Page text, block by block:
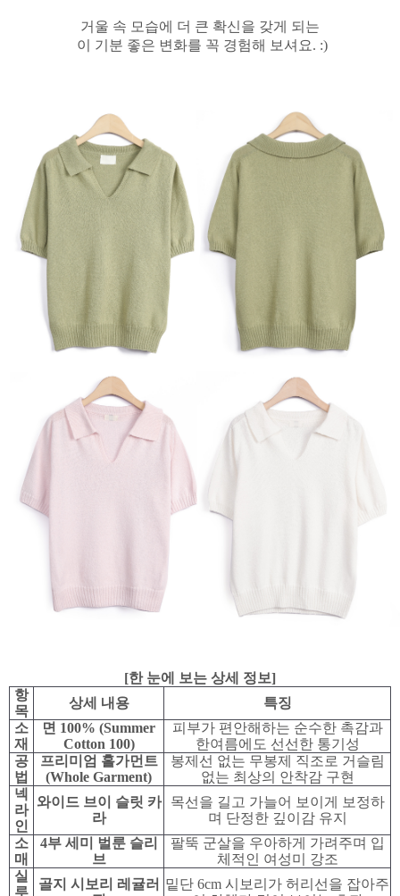
거울 속 모습에 더 큰 확신을 갖게 되는
이 기분 좋은 변화를 꼭 경험해 보셔요. :)
[한 눈에 보는 상세 정보]
항
목
상세 내용
특징
소
재
면 100% (Summer
Cotton 100)
피부가 편안해하는 순수한 촉감과
한여름에도 선선한 통기성
공
법
프리미엄 홀가먼트
(Whole Garment)
봉제선 없는 무봉제 직조로 거슬림
없는 최상의 안착감 구현
넥
라
인
와이드 브이 슬릿 카
라
목선을 길고 가늘어 보이게 보정하
며 단정한 깊이감 유지
소
매
4부 세미 벌룬 슬리
브
팔뚝 군살을 우아하게 가려주며 입
체적인 여성미 강조
실
루
골지 시보리 레귤러 밑단 6cm 시보리가 허리선을 잡아주